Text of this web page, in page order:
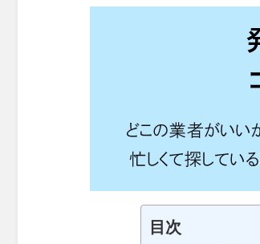
目次